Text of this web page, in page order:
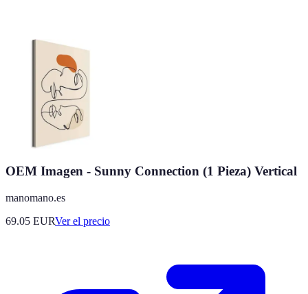
OEM Imagen - Sunny Connection (1 Pieza) Vertical
manomano.es
69.05 EURVer el precio